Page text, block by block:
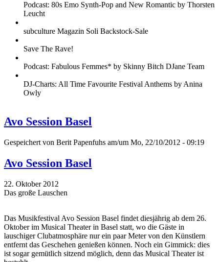
Podcast: 80s Emo Synth-Pop and New Romantic by Thorsten
Leucht
subculture Magazin Soli Backstock-Sale
Save The Rave!
Podcast: Fabulous Femmes* by Skinny Bitch DJane Team
DJ-Charts: All Time Favourite Festival Anthems by Anina
Owly
Avo Session Basel
Gespeichert von Berit Papenfuhs am/um Mo, 22/10/2012 - 09:19
Avo Session Basel
22. Oktober 2012
Das große Lauschen
Das Musikfestival Avo Session Basel findet diesjährig ab dem 26.
Oktober im Musical Theater in Basel statt, wo die Gäste in
lauschiger Clubatmosphäre nur ein paar Meter von den Künstlern
entfernt das Geschehen genießen können. Noch ein Gimmick: dies
ist sogar gemütlich sitzend möglich, denn das Musical Theater ist